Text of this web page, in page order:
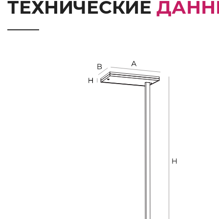
ТЕХНИЧЕСКИЕ